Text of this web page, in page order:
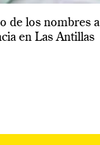
de los nombres a
en Las Antillas